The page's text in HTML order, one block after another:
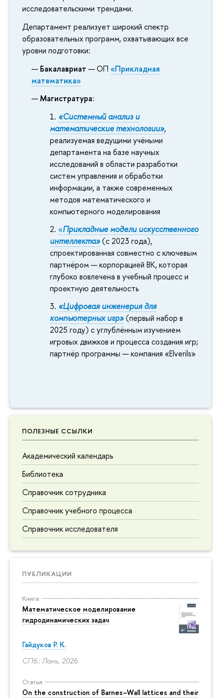
исследовательскими трендами.
Департамент реализует широкий спектр
образовательных программ, охватывающих все
уровни подготовки:
Бакалавриат — ОП«Прикладная
математика»
Магистратура:
«Системный анализ и
математические технологии»,
реализуемая ведущими учёными
департамента на базе научных
исследований в области разработки
систем управления и обработки
информации, а также современных
методов математического и
компьютерного моделирования
«Прикладные модели искусственного
интеллекта»(с 2023 года),
спроектированная совместно с ключевым
партнёром — корпорацией ВК, которая
глубоко вовлечена в учебный процесс и
проектную деятельность
«Цифровая инженерия для
компьютерных игр»(первый набор в
2025 году) с углублённым изучением
игровых движков и процесса создания игр;
партнёр программы — компания «Elverils»
ПОЛЕЗНЫЕ ССЫЛКИ
Академический календарь
Библиотека
Справочник сотрудника
Справочник учебного процесса
Справочник исследователя
ПУБЛИКАЦИИ
Книга
Математическое моделирование
гидродинамических задач
Гайдуков Р. К.
СПб.: Лань, 2026.
Статья
On the construction of Barnes–Wall lattices and their